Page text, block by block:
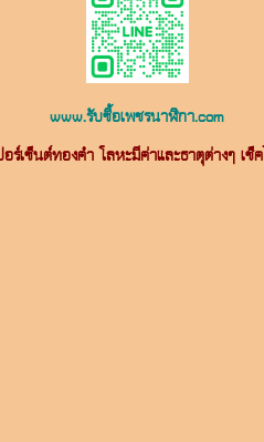
www.รับซื้อเพชรนาฬิกา.com
อร์เซ็นต์ทองคำ โลหะมีค่าและธาตุต่างๆ เ